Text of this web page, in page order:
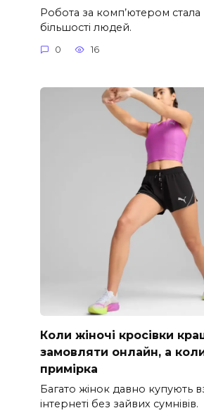
Робота за комп’ютером
більшості людей.
0 16
Коли жіночі кросівки
замовляти онлайн, а
примірка
Багато жінок давно купують
інтернеті без зайвих сумнівів.